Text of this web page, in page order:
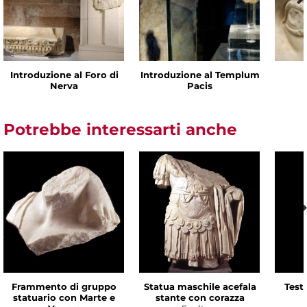
Introduzione al Foro di
Nerva
Introduzione al Templum
Pacis
Potrebbe interessarti anche
Frammento di gruppo
statuario con Marte e
Statua maschile acefala
stante con corazza